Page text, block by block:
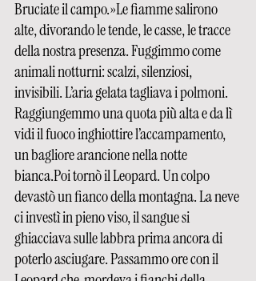
Bruciate il campo.»Le fiamme salirono
alte, divorando le tende, le casse, le tracce
della nostra presenza. Fuggimmo come
animali notturni: scalzi, silenziosi,
invisibili. L’aria gelata tagliava i polmoni.
Raggiungemmo una quota più alta e da lì
vidi il fuoco inghiottire l’accampamento,
un bagliore arancione nella notte
bianca.Poi tornò il Leopard. Un colpo
devastò un fianco della montagna. La neve
ci investì in pieno viso, il sangue si
ghiacciava sulle labbra prima ancora di
poterlo asciugare. Passammo ore con il